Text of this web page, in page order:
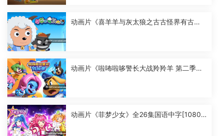
动画片《喜羊羊与灰太狼之古古怪界有古
动画片《啦咘啦哆警长大战羚羚羊 第二季》
动画片《菲梦少女》全26集国语中字[1080